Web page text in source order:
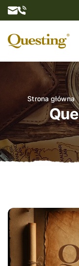
Strona główna